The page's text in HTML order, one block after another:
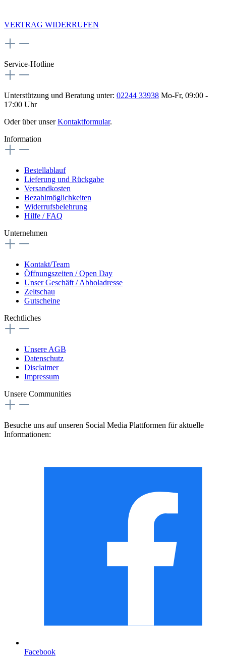
VERTRAG WIDERRUFEN
Service-Hotline
Unterstützung und Beratung unter: 02244 33938 Mo-Fr, 09:00 -
17:00 Uhr
Oder über unserKontaktformular.
Information
Bestellablauf
Lieferung und Rückgabe
Versandkosten
Bezahlmöglichkeiten
Widerrufsbelehrung
Hilfe / FAQ
Unternehmen
Kontakt/Team
Öffnungszeiten / Open Day
Unser Geschäft / Abholadresse
Zeltschau
Gutscheine
Rechtliches
Unsere AGB
Datenschutz
Disclaimer
Impressum
Unsere Communities
Besuche uns auf unseren Social Media Plattformen für aktuelle
Informationen:
Facebook